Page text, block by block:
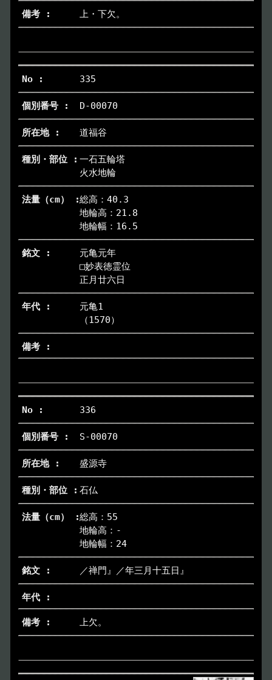
上・下欠。
335
D-00070
道福谷
一石五輪塔
火水地輪
総高：40.3
地輪高：21.8
地輪幅：16.5
元亀元年
□妙表徳霊位
正月廿六日
元亀1
（1570）
336
S-00070
盛源寺
石仏
総高：55
地輪高：-
地輪幅：24
／禅門』／年三月十五日』
上欠。